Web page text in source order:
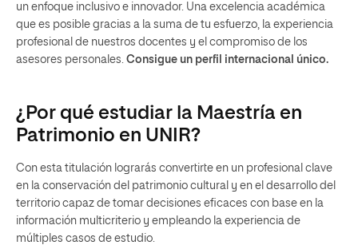
un enfoque inclusivo e innovador. Una excelencia académica
que es posible gracias a la suma de tu esfuerzo, la experiencia
profesional de nuestros docentes y el compromiso de los
asesores personales. Consigue un perfil internacional único.
¿Por qué estudiar la Maestría en
Patrimonio en UNIR?
Con esta titulación lograrás convertirte en un profesional clave
en la conservación del patrimonio cultural y en el desarrollo del
territorio capaz de tomar decisiones eficaces con base en la
información multicriterio y empleando la experiencia de
múltiples casos de estudio.